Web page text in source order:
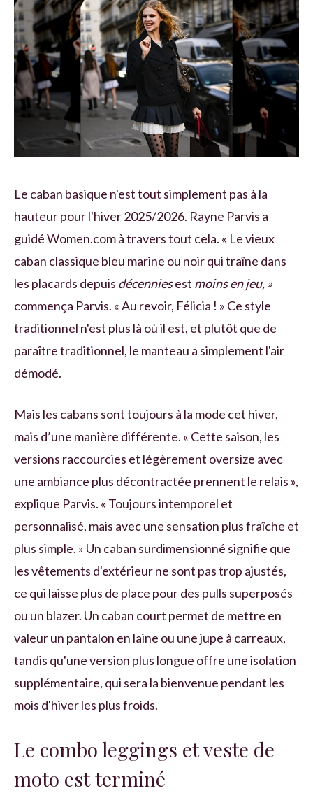
Le caban basique n'est tout simplement pas à la
hauteur pour l'hiver 2025/2026. Rayne Parvis a
guidé Women.com à travers tout cela. « Le vieux
caban classique bleu marine ou noir qui traîne dans
les placards depuis décenniesest moins en jeu, »
commença Parvis. « Au revoir, Félicia ! » Ce style
traditionnel n'est plus là où il est, et plutôt que de
paraître traditionnel, le manteau a simplement l'air
démodé.
Mais les cabans sont toujours à la mode cet hiver,
mais d’une manière différente. « Cette saison, les
versions raccourcies et légèrement oversize avec
une ambiance plus décontractée prennent le relais »,
explique Parvis. « Toujours intemporel et
personnalisé, mais avec une sensation plus fraîche et
plus simple. » Un caban surdimensionné signifie que
les vêtements d'extérieur ne sont pas trop ajustés,
ce qui laisse plus de place pour des pulls superposés
ou un blazer. Un caban court permet de mettre en
valeur un pantalon en laine ou une jupe à carreaux,
tandis qu'une version plus longue offre une isolation
supplémentaire, qui sera la bienvenue pendant les
mois d'hiver les plus froids.
Le combo leggings et veste de
moto est terminé